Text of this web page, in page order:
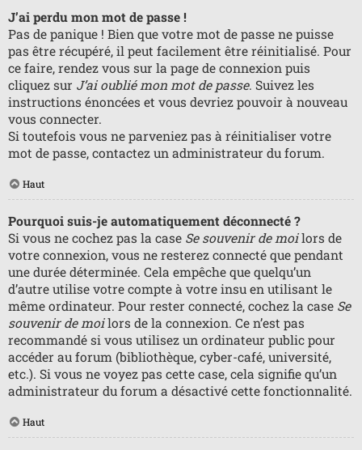
J’ai perdu mon mot de passe !
Pas de panique ! Bien que votre mot de passe ne puisse
pas être récupéré, il peut facilement être réinitialisé. Pour
ce faire, rendez vous sur la page de connexion puis
cliquez sur J’ai oublié mon mot de passe. Suivez les
instructions énoncées et vous devriez pouvoir à nouveau
vous connecter.
Si toutefois vous ne parveniez pas à réinitialiser votre
mot de passe, contactez un administrateur du forum.
Haut
Pourquoi suis-je automatiquement déconnecté ?
Si vous ne cochez pas la case Se souvenir de moilors de
votre connexion, vous ne resterez connecté que pendant
une durée déterminée. Cela empêche que quelqu’un
d’autre utilise votre compte à votre insu en utilisant le
même ordinateur. Pour rester connecté, cochez la case Se
souvenir de moilors de la connexion. Ce n’est pas
recommandé si vous utilisez un ordinateur public pour
accéder au forum (bibliothèque, cyber-café, université,
etc.). Si vous ne voyez pas cette case, cela signifie qu’un
administrateur du forum a désactivé cette fonctionnalité.
Haut